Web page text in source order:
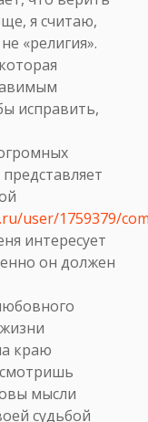
я считаю,
«религия».
исправить,
user/1759379/
интересует
он должен
краю
мысли
судьбой